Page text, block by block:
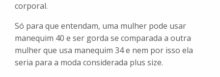
corporal.
Só para que entendam, uma mulher pode usar
manequim 40 e ser gorda se comparada a outra
mulher que usa manequim 34 e nem por isso ela
seria para a moda considerada plus size.